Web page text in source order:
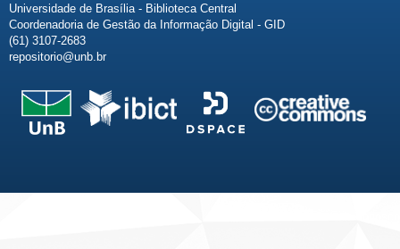
Universidade de Brasília - Biblioteca Central
Coordenadoria de Gestão da Informação Digital - GID
(61) 3107-2683
repositorio@unb.br